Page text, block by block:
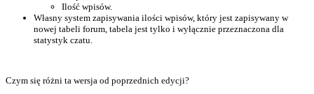
Ilość wpisów.
Własny system zapisywania ilości wpisów, który jest zapisywany w
nowej tabeli forum, tabela jest tylko i wyłącznie przeznaczona dla
statystyk czatu.
Czym się różni ta wersja od poprzednich edycji?